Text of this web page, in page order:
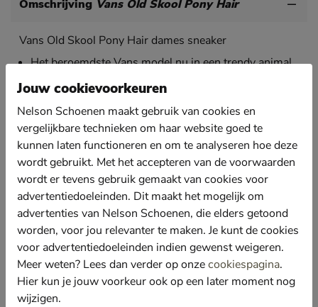
Omschrijving Vans Old Skool Pony Hair
Vans Old Skool Pony Hair dames sneaker
Het beroemdste Vans model nu in een trendy animal
Uitgevoerd in pony hair.
Gevoerd met een combinatie van imitatieleer en
textiel. De gewatterde enkelkraag zorgt voor een
zacht gevoel rond de enkel en hiel.
Voorzien van een dempend voetbed voor aangenaam
comfort. De canvas toplaag zorgt bovendien voor
betere verkoeling.
Afgewerkt met de bekende wafelzool die extreem
goed grip en stabilteit biedt bij ieder stap.
Specificaties
Jouw cookievoorkeuren
Nelson Schoenen maakt gebruik van cookies en
vergelijkbare technieken om haar website goed te
kunnen laten functioneren en om te analyseren hoe deze
wordt gebruikt. Met het accepteren van de voorwaarden
wordt er tevens gebruik gemaakt van cookies voor
advertentiedoeleinden. Dit maakt het mogelijk om
advertenties van Nelson Schoenen, die elders getoond
worden, voor jou relevanter te maken. Je kunt de cookies
voor advertentiedoeleinden indien gewenst weigeren.
Meer weten? Lees dan verder op onzecookiespagina.
Hier kun je jouw voorkeur ook op een later moment nog
wijzigen.